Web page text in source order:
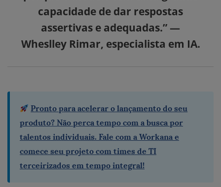
capacidade de dar respostas
assertivas e adequadas.” —
Wheslley Rimar, especialista em IA.
Pronto para acelerar o lançamento do seu
produto? Não perca tempo com a busca por
talentos individuais. Fale com a Workana e
comece seu projeto com times de TI
terceirizados em tempo integral!